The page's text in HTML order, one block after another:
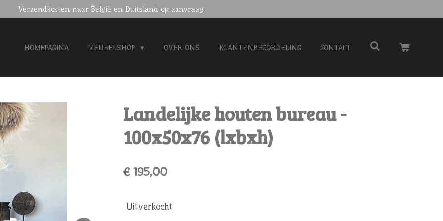
Verzendkosten naar België en Duitsland op aanvraag
HOMEPAGINA MEUBELSHOP OVER ONS KLANTENBEOORDELING CONTACT
Landelijke houten bureau -
100x50x76 (lxbxh)
€ 195,00
Uitverkocht